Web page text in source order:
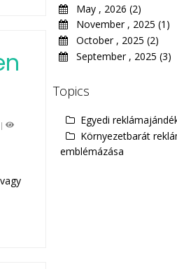
|
May , 2026 (2)
November , 2025 (1)
October , 2025 (2)
September , 2025 (3)
Topics
Egyedi
Környezetbarát
emblémázása